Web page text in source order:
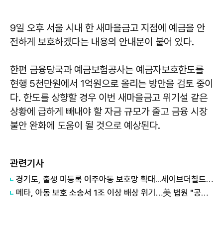
9일 오후 서울 시내 한 새마을금고 지점에 예금을 안
전하게 보호하겠다는 내용의 안내문이 붙어 있다.
한편 금융당국과 예금보험공사는 예금자보호한도를
현행 5천만원에서 1억원으로 올리는 방안을 검토 중이
다. 한도를 상향할 경우 이번 새마을금고 위기설 같은
상황에 급하게 빼내야 할 자금 규모가 줄고 금융 시장
불안 완화에 도움이 될 것으로 예상된다.
관련기사
경기도, 출생 미등록 이주아동 보호망 확대...세이브더칠드런 등 4곳과 협약
메타, 아동 보호 소송서 1조 이상 배상 위기…美 법원 "공공의 골칫거리"